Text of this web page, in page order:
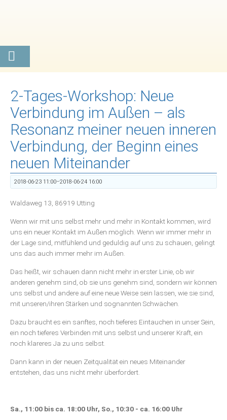
2-Tages-Workshop: Neue
Verbindung im Außen – als
Resonanz meiner neuen inneren
Verbindung, der Beginn eines
neuen Miteinander
2018-06-23 11:00–2018-06-24 16:00
Waldaweg 13, 86919 Utting
Wenn wir mit uns selbst mehr und mehr in Kontakt kommen, wird
uns ein neuer Kontakt im Außen möglich. Wenn wir immer mehr in
der Lage sind, mitfühlend und geduldig auf uns zu schauen, gelingt
uns das auch immer mehr im Außen.
Das heißt, wir schauen dann nicht mehr in erster Linie, ob wir
anderen genehm sind, ob sie uns genehm sind, sondern wir können
uns selbst und andere auf eine neue Weise sein lassen, wie sie sind,
mit unseren/ihren Stärken und sognannten Schwächen.
Dazu braucht es ein sanftes, noch tieferes Eintauchen in unser Sein,
ein noch tieferes Verbinden mit uns selbst und unserer Kraft, ein
noch klareres Ja zu uns selbst.
Dann kann in der neuen Zeitqualität ein neues Miteinander
entstehen, das uns nicht mehr überfordert.
Sa., 11:00 bis ca. 18:00 Uhr, So., 10:30 - ca. 16:00 Uhr